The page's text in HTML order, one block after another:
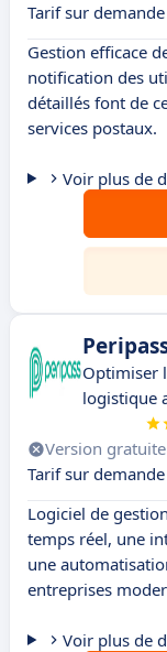
Tarif sur demande
Gestion efficace
notification des
détaillés font de
services postaux.
Voir plus de
Optimiser
logistique
Version gratuite
Tarif sur demande
Logiciel de
temps réel, une
une
entreprises
Voir plus de